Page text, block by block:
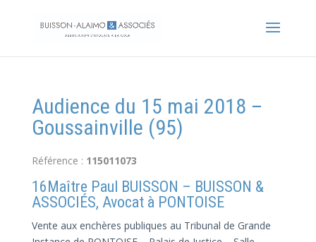
Audience du 15 mai 2018 –
Goussainville (95)
Référence : 115011073
16Maître Paul BUISSON – BUISSON &
ASSOCIÉS, Avocat à PONTOISE
Vente aux enchères publiques au Tribunal de Grande